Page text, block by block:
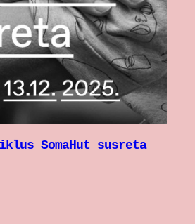
SomaHut susreta